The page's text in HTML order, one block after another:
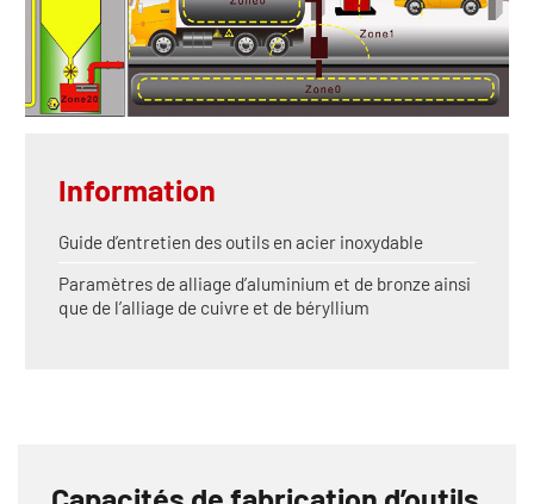
Information
Guide d’entretien des outils en acier inoxydable
Paramètres de alliage d’aluminium et de bronze ainsi
que de l’alliage de cuivre et de béryllium